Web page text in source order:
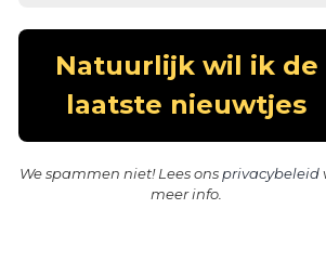
We spammen niet! Lees ons privacybeleid
meer info.